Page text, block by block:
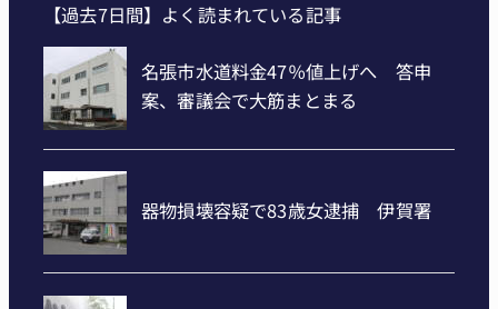
【過去7日間】よく読まれている記事